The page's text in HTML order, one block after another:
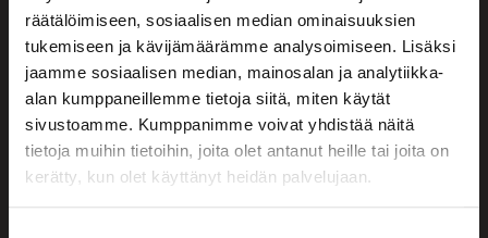
räätälöimiseen, sosiaalisen median ominaisuuksien
tukemiseen ja kävijämäärämme analysoimiseen. Lisäksi
jaamme sosiaalisen median, mainosalan ja analytiikka-
alan kumppaneillemme tietoja siitä, miten käytät
sivustoamme. Kumppanimme voivat yhdistää näitä
tietoja muihin tietoihin, joita olet antanut heille tai joita on
kerätty, kun olet käyttänyt heidän palvelujaan.
Lyhyt toimitusaika
Useita eri huokoisuuksia
Eri kokoja saatavana
Pyydä tarjous